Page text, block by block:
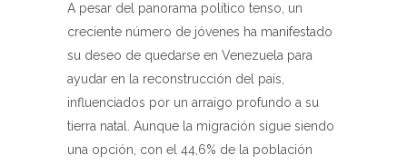
A pesar del panorama político tenso, un
creciente número de jóvenes ha manifestado
su deseo de quedarse en Venezuela para
ayudar en la reconstrucción del país,
influenciados por un arraigo profundo a su
tierra natal. Aunque la migración sigue siendo
una opción, con el 44,6% de la población